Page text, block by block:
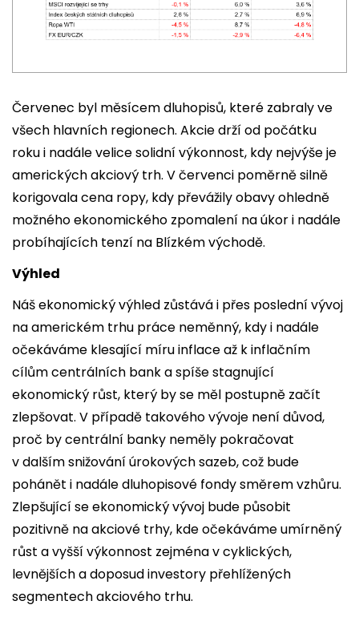
Červenec byl měsícem dluhopisů, které zabraly ve
všech hlavních regionech. Akcie drží od počátku
roku i nadále velice solidní výkonnost, kdy nejvýše je
amerických akciový trh. V červenci poměrně silně
korigovala cena ropy, kdy převážily obavy ohledně
možného ekonomického zpomalení na úkor i nadále
probíhajících tenzí na Blízkém východě.
Výhled
Náš ekonomický výhled zůstává i přes poslední vývoj
na americkém trhu práce neměnný, kdy i nadále
očekáváme klesající míru inflace až k inflačním
cílům centrálních bank a spíše stagnující
ekonomický růst, který by se měl postupně začít
zlepšovat. V případě takového vývoje není důvod,
proč by centrální banky neměly pokračovat
v dalším snižování úrokových sazeb, což bude
pohánět i nadále dluhopisové fondy směrem vzhůru.
Zlepšující se ekonomický vývoj bude působit
pozitivně na akciové trhy, kde očekáváme umírněný
růst a vyšší výkonnost zejména v cyklických,
levnějších a doposud investory přehlížených
segmentech akciového trhu.